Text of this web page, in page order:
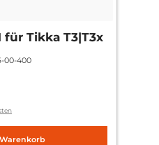
für Tikka T3|T3x
(Standard)
00-400